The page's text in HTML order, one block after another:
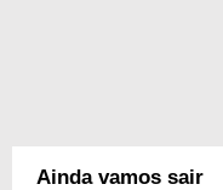
Ainda vamos sair